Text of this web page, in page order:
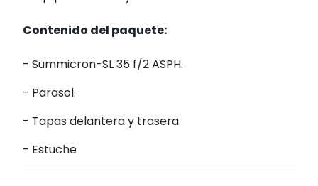
Contenido del paquete:
- Summicron-SL 35 f/2 ASPH.
- Parasol.
- Tapas delantera y trasera
- Estuche